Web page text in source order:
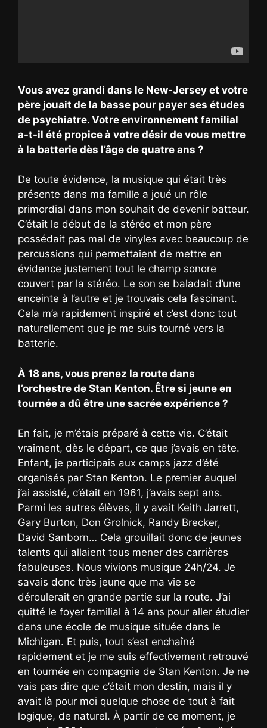
Vous avez grandi dans le New-Jersey et votre
père jouait de la basse pour payer ses études
de psychiatre. Votre environnement familial
a-t-il été propice à votre désir de vous mettre
à la batterie dès l’âge de quatre ans ?
De toute évidence, la musique qui était très
présente dans ma famille a joué un rôle
primordial dans mon souhait de devenir batteur.
C’était le début de la stéréo et mon père
possédait pas mal de vinyles avec beaucoup de
percussions qui permettaient de mettre en
évidence justement tout le champ sonore
couvert par la stéréo. Le son se baladait d’une
enceinte à l’autre et je trouvais cela fascinant.
Cela m’a rapidement inspiré et c’est donc tout
naturellement que je me suis tourné vers la
batterie.
À 18 ans, vous prenez la route dans
l’orchestre de Stan Kenton. Être si jeune en
tournée a dû être une sacrée expérience ?
En fait, je m’étais préparé à cette vie. C’était
vraiment, dès le départ, ce que j’avais en tête.
Enfant, je participais aux camps jazz d’été
organisés par Stan Kenton. Le premier auquel
j’ai assisté, c’était en 1961, j’avais sept ans.
Parmi les autres élèves, il y avait Keith Jarrett,
Gary Burton, Don Grolnick, Randy Brecker,
David Sanborn… Cela grouillait donc de jeunes
talents qui allaient tous mener des carrières
fabuleuses. Nous vivions musique 24h/24. Je
savais donc très jeune que ma vie se
déroulerait en grande partie sur la route. J’ai
quitté le foyer familial à 14 ans pour aller étudier
dans une école de musique située dans le
Michigan. Et puis, tout s’est enchaîné
rapidement et je me suis effectivement retrouvé
en tournée en compagnie de Stan Kenton. Je ne
vais pas dire que c’était mon destin, mais il y
avait là pour moi quelque chose de tout à fait
logique, de naturel. À partir de ce moment, je